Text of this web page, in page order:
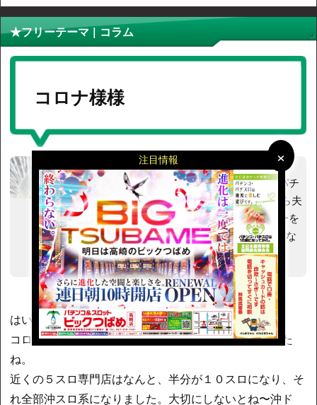
×
×
注目情報
★フリーテーマ | コラム
コロナ様様
ゆまこさん
ちょっとだけスロ専やってたり ちょっとだけパチ
屋店員やってたり(3店舗)な人 育児やら家事やら夫
婦関係やらを忘れて ただボタンを押し、レバーを
叩き、ぶっ込みを狙い、ヘソを見つめる。そんな
日々… ついったー@mysidesunshine_
投稿日：2020/07/08 13:01
はい。
コロナ関連のアレで沖ドキさんが設置延長になりました
ね。
近くの５スロ専門店はなんと、半分が１０スロになり、そ
れ全部沖スロ系になりました。大切にしないとね〜沖ド